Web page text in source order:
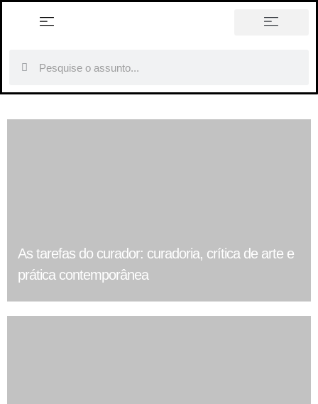
As tarefas do curador: curadoria, crítica de arte e
prática contemporânea